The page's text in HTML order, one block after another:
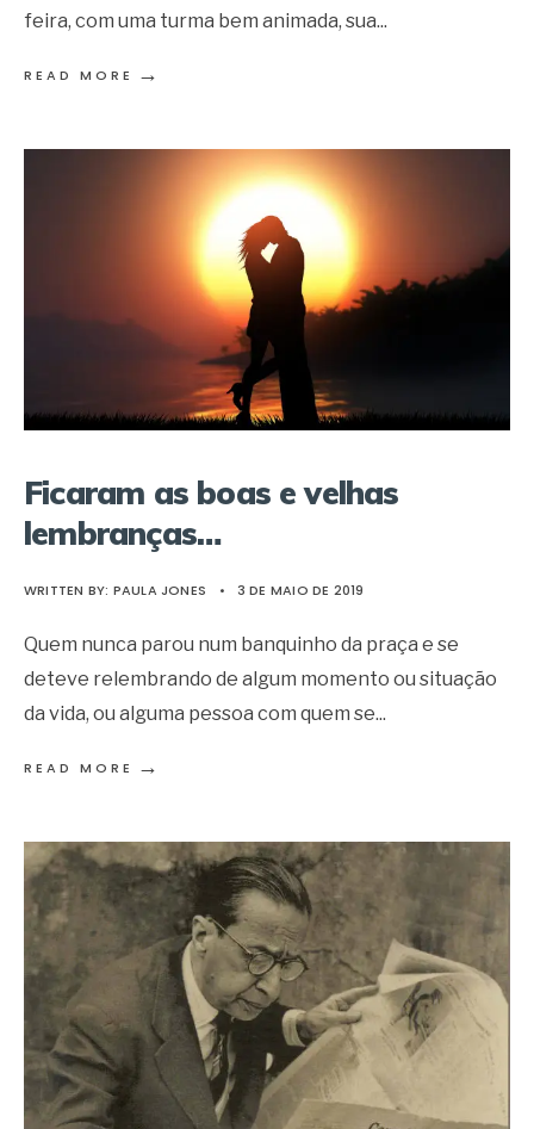
feira, com uma turma bem animada, sua...
READ MORE →
Ficaram as boas e velhas
lembranças…
WRITTEN BY: PAULA JONES • 3 DE MAIO DE 2019
Quem nunca parou num banquinho da praça e se
deteve relembrando de algum momento ou situação
da vida, ou alguma pessoa com quem se...
READ MORE →